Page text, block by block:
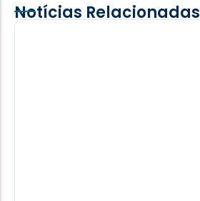
Notícias Relacionadas